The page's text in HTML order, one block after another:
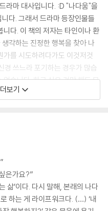
라마 대사입니다. :D "나다움"을
다. 그래서 드라마 등장인물들
다. 이 책의 저자는 타인이나 환
각하는 진정한 행복을 찾아 나
가를 시도하려다가도 이것저것
경 쓰느라 포기하는 경우가 많습
습니다. 하고 싶은 것만 해도 모
습관법 한번 들여 놓아 보세요.
보기
은가요?”
삶’이다. 다시 말해, 본래의 나다
하는 게 라이프워크다. (…) ‘내